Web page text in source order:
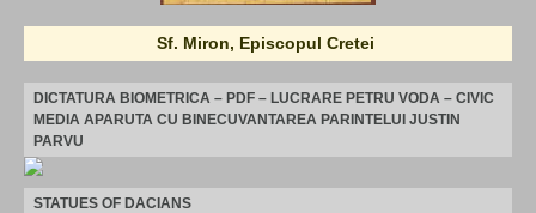
Sf. Miron, Episcopul Cretei
DICTATURA BIOMETRICA – PDF – LUCRARE PETRU VODA – CIVIC
MEDIA APARUTA CU BINECUVANTAREA PARINTELUI JUSTIN
PARVU
STATUES OF DACIANS